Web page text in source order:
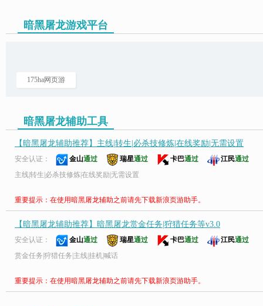
暗黑屠龙游戏平台
175ha网页游
暗黑屠龙辅助工具
【暗黑屠龙辅助推荐】主线|转生|必杀技修炼|在线奖励|无需设置
安全认证： 金山通过 瑞星通过 卡巴通过 江民通过
主线|转生|必杀技修炼|在线奖励|无需设置
重要提示：在使用暗黑屠龙辅助之前请先下载新浪页游助手。
【暗黑屠龙辅助推荐】暗黑屠龙赏金任务|狩猎任务等v3.0
安全认证： 金山通过 瑞星通过 卡巴通过 江民通过
赏金任务|狩猎任务|主线|挂机|喊话
重要提示：在使用暗黑屠龙辅助之前请先下载新浪页游助手。